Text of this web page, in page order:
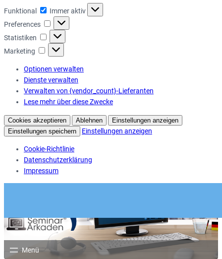
Funktional Funktional
Immer aktiv
Preferences
Preferences
Statistiken Statistiken
Marketing Marketing
Optionen verwalten
Dienste verwalten
Verwalten von {vendor_count}-Lieferanten
Lese mehr über diese Zwecke
Cookies akzeptieren Ablehnen
Einstellungen anzeigen
Einstellungen speichern
Einstellungen anzeigen
Cookie-Richtlinie
Datenschutzerklärung
Impressum